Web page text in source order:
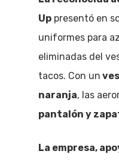
Up presentó en
uniformes para
eliminadas del
tacos. Con un
naranja, las
pantalón y
La empresa,